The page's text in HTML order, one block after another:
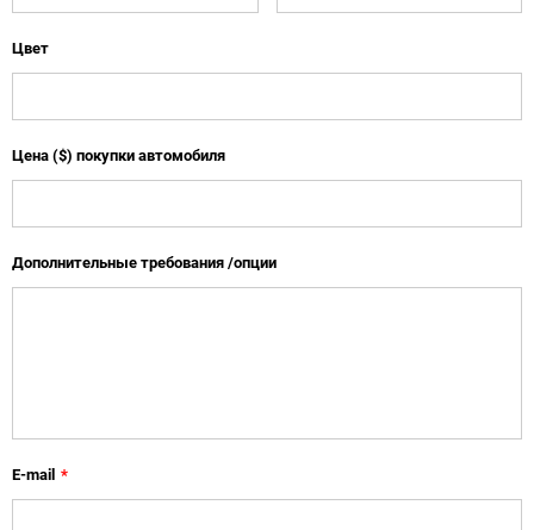
Цвет
Цена ($) покупки автомобиля
Дополнительные требования /опции
E-mail *